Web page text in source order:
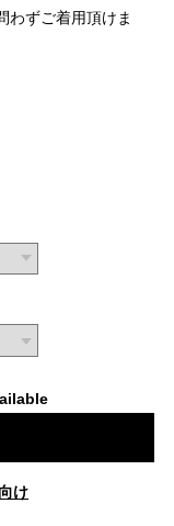
わずご着用頂けま
け